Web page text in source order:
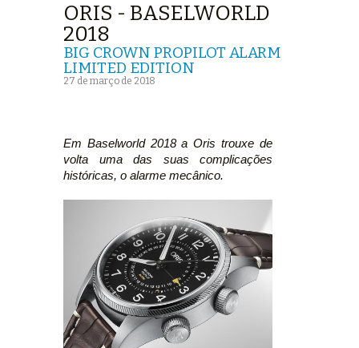
ORIS - BASELWORLD
2018
BIG CROWN PROPILOT ALARM
LIMITED EDITION
27 de março de 2018
Em Baselworld 2018 a Oris trouxe de
volta uma das suas complicações
históricas, o alarme mecânico.